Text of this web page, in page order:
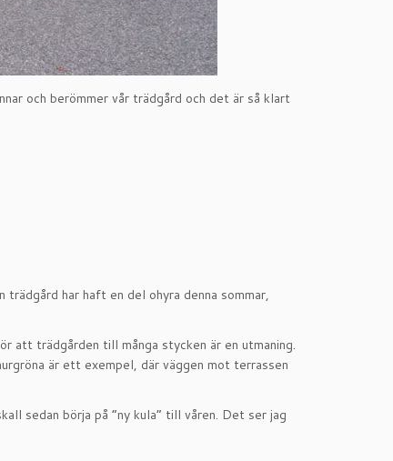
och berömmer vår trädgård och det är så klart
har haft en del ohyra denna sommar,
att trädgården till många stycken är en utmaning.
är ett exempel, där väggen mot terrassen
sedan börja på ”ny kula” till våren. Det ser jag